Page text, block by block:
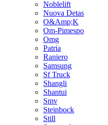
Noblelift
Nuova Detas
O&Amp;K
Om-Pimespo
Omg
Patria
Raniero
Samsung
Sf Truck
Shangli
Shantui
Smv
Steinbock
Still